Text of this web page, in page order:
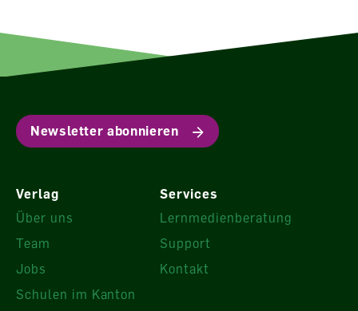
Newsletter abonnieren
Verlag
Über uns
Team
Jobs
Schulen im Kanton
Services
Lernmedienberatung
Support
Kontakt